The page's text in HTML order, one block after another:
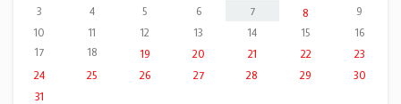
3
4 5 6 7 8
9
10
11 12 13 14 15
16
17
18 19 20 21 22
23
24
25 26 27 28 29
30
31